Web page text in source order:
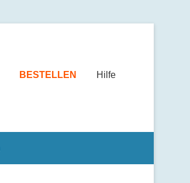
BESTELLEN Hilfe